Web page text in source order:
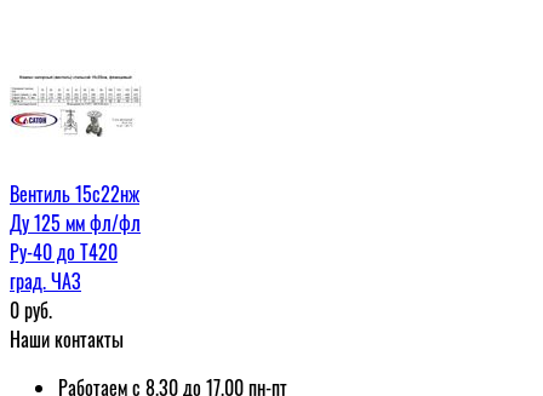
Вентиль 15с22нж
Ду 125 мм фл/фл
Ру-40 до Т420
град. ЧАЗ
0руб.
Наши контакты
Работаем с 8.30 до 17.00 пн-пт